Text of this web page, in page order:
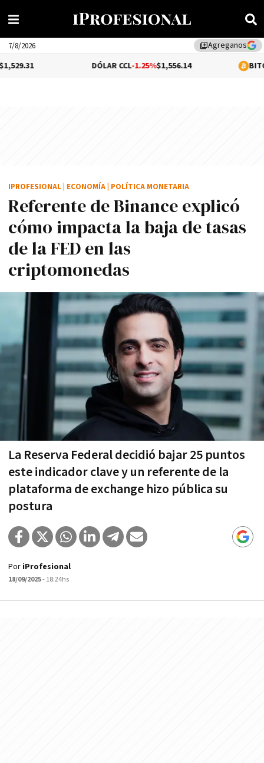
library_addAgreganos
7/8/2026
-1.25%$1,556.14 1.08%
Referente de Binance explicó
cómo impacta la baja de tasas
de la FED en las
criptomonedas
La Reserva Federal decidió bajar 25 puntos
este indicador clave y un referente de la
plataforma de exchange hizo pública su
postura
IPROFESIONAL ECONOMÍA POLÍTICA MONETARIA
Por iProfesional
18/09/2025- 18:24hs